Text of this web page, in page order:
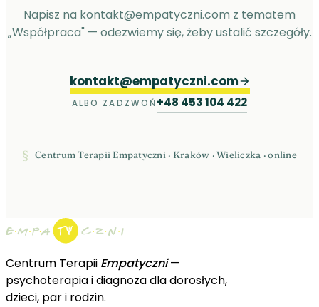
Napisz na kontakt@empatyczni.com z tematem
„Współpraca" — odezwiemy się, żeby ustalić szczegóły.
kontakt@empatyczni.com
ALBO ZADZWOŃ+48 453 104 422
§ Centrum Terapii Empatyczni · Kraków · Wieliczka · online
Centrum Terapii Empatyczni—
psychoterapia i diagnoza dla dorosłych,
dzieci, par i rodzin.